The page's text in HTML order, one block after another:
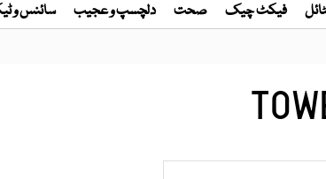
فیکٹ چیک صحت دلچسپ و عجیب سائنس و